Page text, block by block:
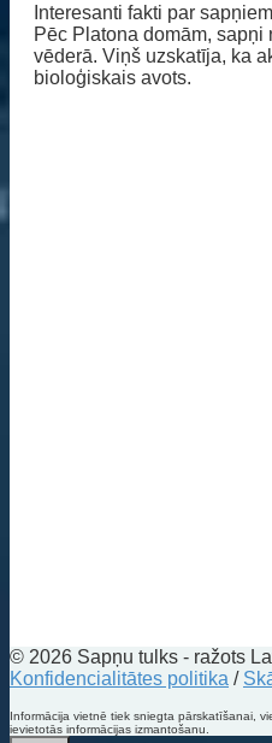
Interesanti fakti par sapņiem
Pēc Platona domām,
vēderā. Viņš uzskatīja, ka
bioloģiskais avots.
© 2026 Sapņu tulks - ražots
Konfidencialitātes politika /
Informācija vietnē tiek sniegta pārskatīšanai,
ievietotās informācijas izmantošanu.